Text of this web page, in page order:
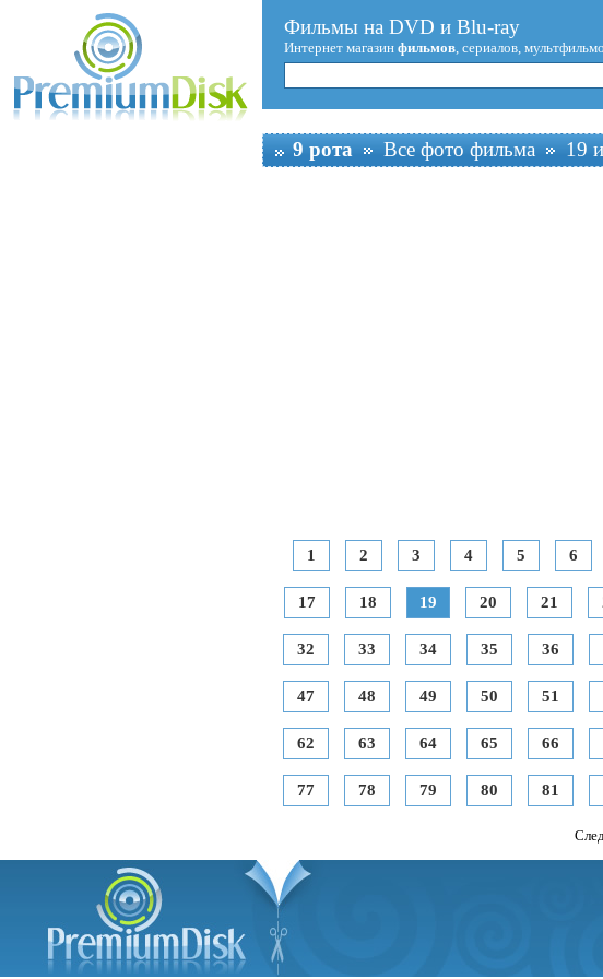
Фильмы на DVD и Blu-ray
Интернет магазин фильмов, сериалов,
9 рота Все фото фильма 19
1 2 3 4 5 6
17 18 19 20 21
32 33 34 35 36
47 48 49 50 51
62 63 64 65 66
77 78 79 80 81